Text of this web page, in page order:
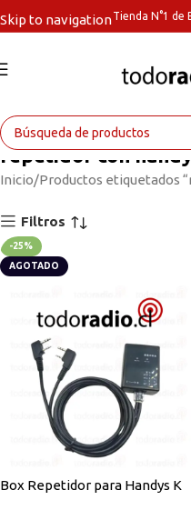
Skip to navigationTienda N°1 de
repetidor con
Inicio Productos etiquetados
Filtros
-25%
AGOTADO
Box Repetidor para Handys K